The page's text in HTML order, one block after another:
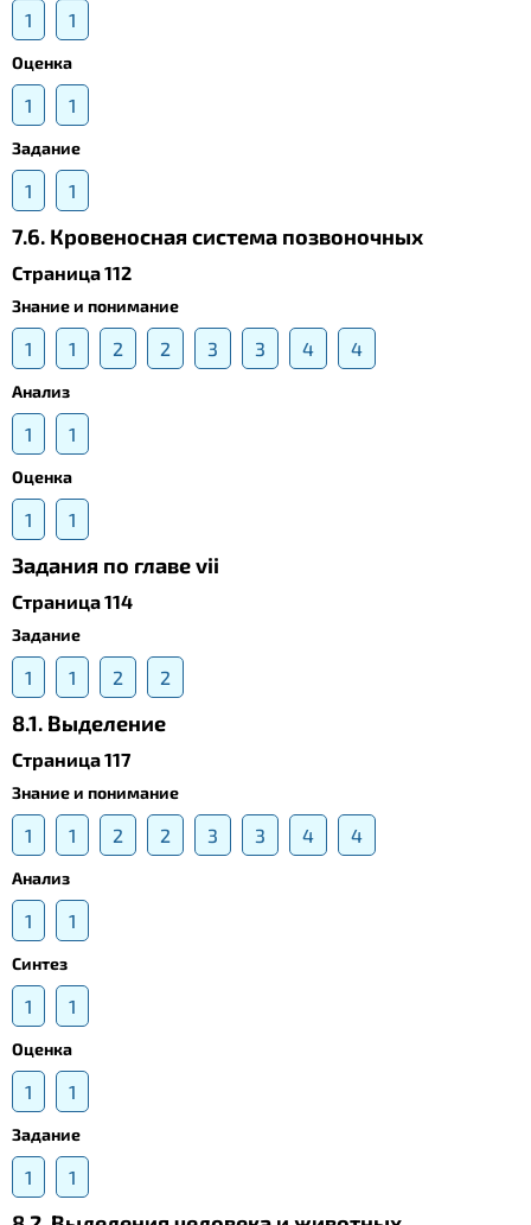
1 1
Оценка
1 1
Задание
1 1
7.6. Кровеносная система позвоночных
Страница 112
Знание и понимание
1 1 2 2 3 3 4 4
Анализ
1 1
Оценка
1 1
Задания по главе vii
Страница 114
Задание
1 1 2 2
8.1. Выделение
Страница 117
Знание и понимание
1 1 2 2 3 3 4 4
Анализ
1 1
Синтез
1 1
Оценка
1 1
Задание
1 1